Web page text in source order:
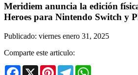
Meridiem anuncia la edición
Heroes para Nintendo Switch y
Publicado: viernes enero 31, 2025
Comparte este articulo:
Facebook
X PinterestTelegram